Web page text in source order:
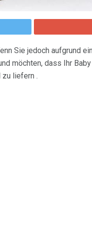
Sie jedoch aufgrund
möchten, dass Ihr
zu liefern .